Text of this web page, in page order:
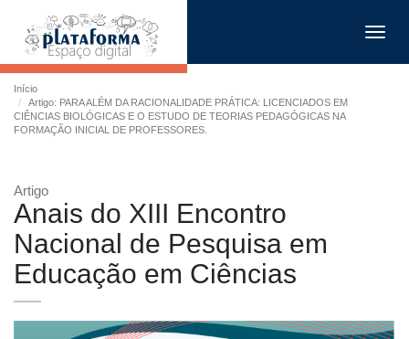
Início
Artigo: PARA ALÉM DA RACIONALIDADE PRÁTICA: LICENCIADOS EM
CIÊNCIAS BIOLÓGICAS E O ESTUDO DE TEORIAS PEDAGÓGICAS NA
FORMAÇÃO INICIAL DE PROFESSORES.
Artigo
Anais do XIII Encontro
Nacional de Pesquisa em
Educação em Ciências